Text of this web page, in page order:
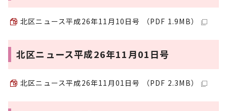
北区ニュース平成26年11月10日号 （PDF 1.9MB）
北区ニュース平成26年11月01日号
北区ニュース平成26年11月01日号 （PDF 2.3MB）